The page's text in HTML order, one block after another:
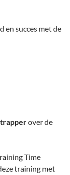
en succes met de
over de
Time
training met